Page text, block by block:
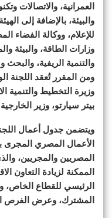
العمرانية، والاتصالات
والبيئة، بالإضافة إلى
للإعلام، ووكالة الفضاء
وزارات الطاقة، والبيئة
والتنمية الريفية،
ومن المقرر تُعقد اللجنة
وزيرة التخطيط والتنمية
بيتر سيارتو، وزير
ويتضمن جدول أعمال
الأعمال المصري
المصريين والمجريين،
الممكنة لزيادة التعاون
الرئيسي للقطاع الخاص،
المشترك، وعرض الفرص